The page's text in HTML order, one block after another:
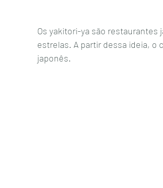
Itália Inglaterra
Os yakitori-ya são
estrelas. A partir dessa ideia, o
japonês.